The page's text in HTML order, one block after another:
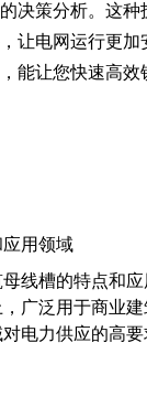
决策分析。这
让电网运行更加
能让您快速高
用领域
线槽的特点和
广泛用于商业
电力供应的高要